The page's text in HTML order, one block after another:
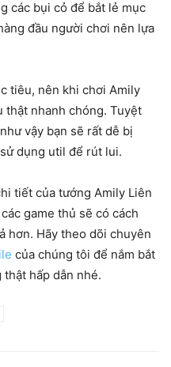
các bụi cỏ để bắt lẻ mục
đầu người chơi nên lựa
tiêu, nên khi chơi Amily
thật nhanh chóng. Tuyệt
vậy bạn sẽ rất dễ bị
dụng util để rút lui.
tiết của tướng Amily Liên
game thủ sẽ có cách
hơn. Hãy theo dõi chuyên
của chúng tôi để nắm bắt
hấp dẫn nhé.